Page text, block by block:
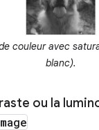
couleur avec
blanc).
ou la